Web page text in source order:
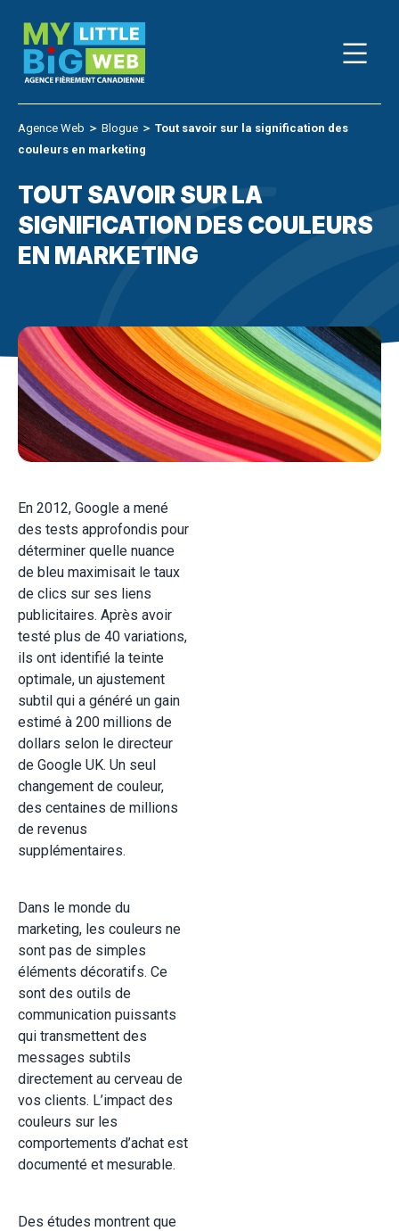
content
Agence Web ＞ Blogue ＞ Tout savoir sur la signification des
couleurs en marketing
TOUT SAVOIR SUR LA
SIGNIFICATION DES COULEURS
EN MARKETING
En 2012, Google a mené
des tests approfondis pour
déterminer quelle nuance
de bleu maximisait le taux
de clics sur ses liens
publicitaires. Après avoir
testé plus de 40 variations,
ils ont identifié la teinte
optimale, un ajustement
subtil qui a généré un gain
estimé à 200 millions de
dollars selon le directeur
de Google UK. Un seul
changement de couleur,
des centaines de millions
de revenus
supplémentaires.
Dans le monde du
marketing, les couleurs ne
sont pas de simples
éléments décoratifs. Ce
sont des outils de
communication puissants
qui transmettent des
messages subtils
directement au cerveau de
vos clients. L’impact des
couleurs sur les
comportements d’achat est
documenté et mesurable.
Des études montrent que